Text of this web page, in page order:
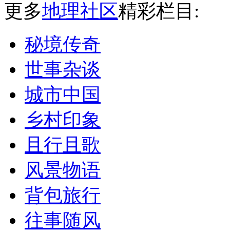
更多地理社区精彩栏目:
秘境传奇
世事杂谈
城市中国
乡村印象
且行且歌
风景物语
背包旅行
往事随风